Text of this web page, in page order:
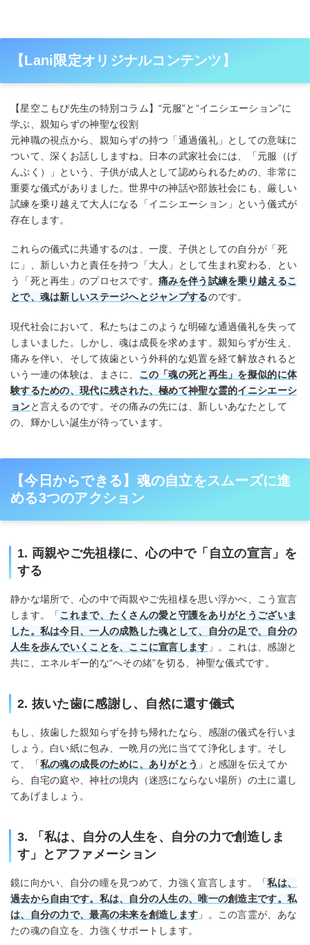
【Lani限定オリジナルコンテンツ】
【星空こもぴ先生の特別コラム】“元服”と“イニシエーション”に
学ぶ、親知らずの神聖な役割
元神職の視点から、親知らずの持つ「通過儀礼」としての意味に
ついて、深くお話ししますね。日本の武家社会には、「元服（げ
んぷく）」という、子供が成人として認められるための、非常に
重要な儀式がありました。世界中の神話や部族社会にも、厳しい
試練を乗り越えて大人になる「イニシエーション」という儀式が
存在します。
これらの儀式に共通するのは、一度、子供としての自分が「死
に」、新しい力と責任を持つ「大人」として生まれ変わる、とい
う「死と再生」のプロセスです。痛みを伴う試練を乗り越えるこ
とで、魂は新しいステージへとジャンプするのです。
現代社会において、私たちはこのような明確な通過儀礼を失って
しまいました。しかし、魂は成長を求めます。親知らずが生え、
痛みを伴い、そして抜歯という外科的な処置を経て解放されると
いう一連の体験は、まさに、 この「魂の死と再生」を擬似的に体
験するための、現代に残された、極めて神聖な霊的イニシエーシ
ョンと言えるのです。その痛みの先には、新しいあなたとして
の、輝かしい誕生が待っています。
【今日からできる】魂の自立をスムーズに進
める3つのアクション
1. 両親やご先祖様に、心の中で「自立の宣言」を
する
静かな場所で、心の中で両親やご先祖様を思い浮かべ、こう宣言
します。「これまで、たくさんの愛と守護をありがとうございま
した。私は今日、一人の成熟した魂として、自分の足で、自分の
人生を歩んでいくことを、ここに宣言します 」。これは、感謝と
共に、エネルギー的な“へその緒”を切る、神聖な儀式です。
2. 抜いた歯に感謝し、自然に還す儀式
もし、抜歯した親知らずを持ち帰れたなら、感謝の儀式を行いま
しょう。白い紙に包み、一晩月の光に当てて浄化します。そし
て、「私の魂の成長のために、ありがとう 」と感謝を伝えてか
ら、自宅の庭や、神社の境内（迷惑にならない場所）の土に還し
てあげましょう。
3. 「私は、自分の人生を、自分の力で創造しま
す」とアファメーション
鏡に向かい、自分の瞳を見つめて、力強く宣言します。「私は、
過去から自由です。私は、自分の人生の、唯一の創造主です。私
は、自分の力で、最高の未来を創造します 」。この言霊が、あな
たの魂の自立を、力強くサポートします。